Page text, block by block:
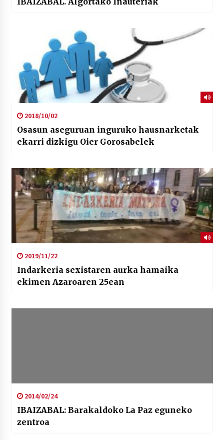
2018/10/02
Osasun aseguruan inguruko hausnarketak
ekarri dizkigu Oier Gorosabelek
2019/11/22
Indarkeria sexistaren aurka hamaika
ekimen Azaroaren 25ean
2014/02/24
IBAIZABAL: Barakaldoko La Paz eguneko
zentroa